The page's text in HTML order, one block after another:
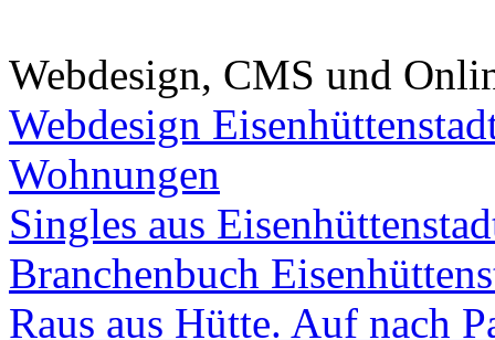
Webdesign, CMS und
Webdesign
Wohnungen
Singles aus
Branchenbuch
Raus aus Hütte. Auf nach